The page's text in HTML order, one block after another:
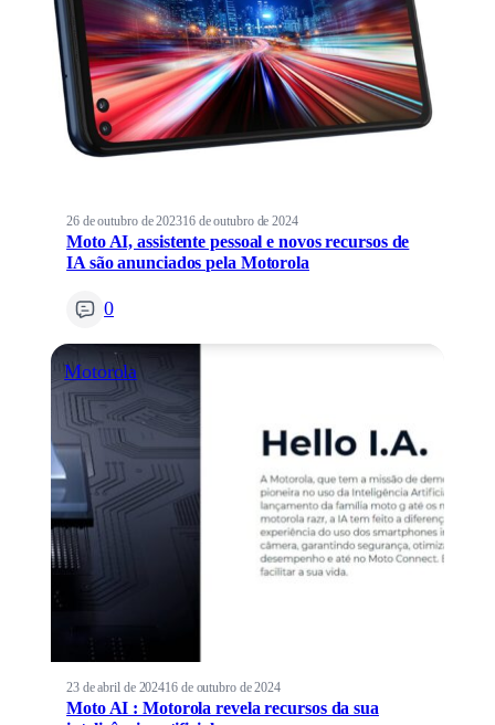
26 de outubro de 202316 de outubro de 2024
Moto AI, assistente pessoal e novos recursos de
IA são anunciados pela Motorola
0
Motorola
23 de abril de 202416 de outubro de 2024
Moto AI : Motorola revela recursos da sua